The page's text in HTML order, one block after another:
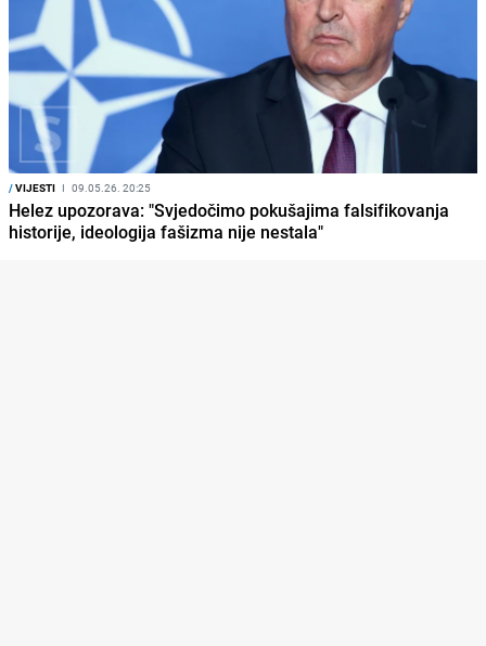
/VIJESTI I 09.05.26. 20:25
Helez upozorava: "Svjedočimo pokušajima falsifikovanja
historije, ideologija fašizma nije nestala"